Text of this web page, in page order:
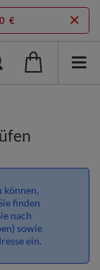
€
können,
finden
nach
sowie
ein.